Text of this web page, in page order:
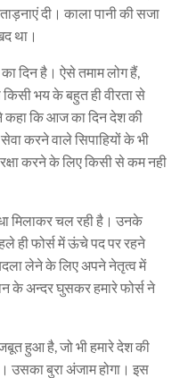
दी। काला पानी की सजा
था।
दिन है। ऐसे तमाम लोग हैं,
भय के बहुत ही वीरता से
कहा कि आज का दिन देश की
करने वाले सिपाहियों के भी
करने के लिए किसी से कम नही
मिलाकर चल रही है। उनके
ही फोर्स में ऊंचे पद पर रहने
बदला लेने के लिए अपने नेतृत्व में
के अन्दर घुसकर हमारे फोर्स ने
हुआ है, जो भी हमारे देश की
बुरा अंजाम होगा। इस